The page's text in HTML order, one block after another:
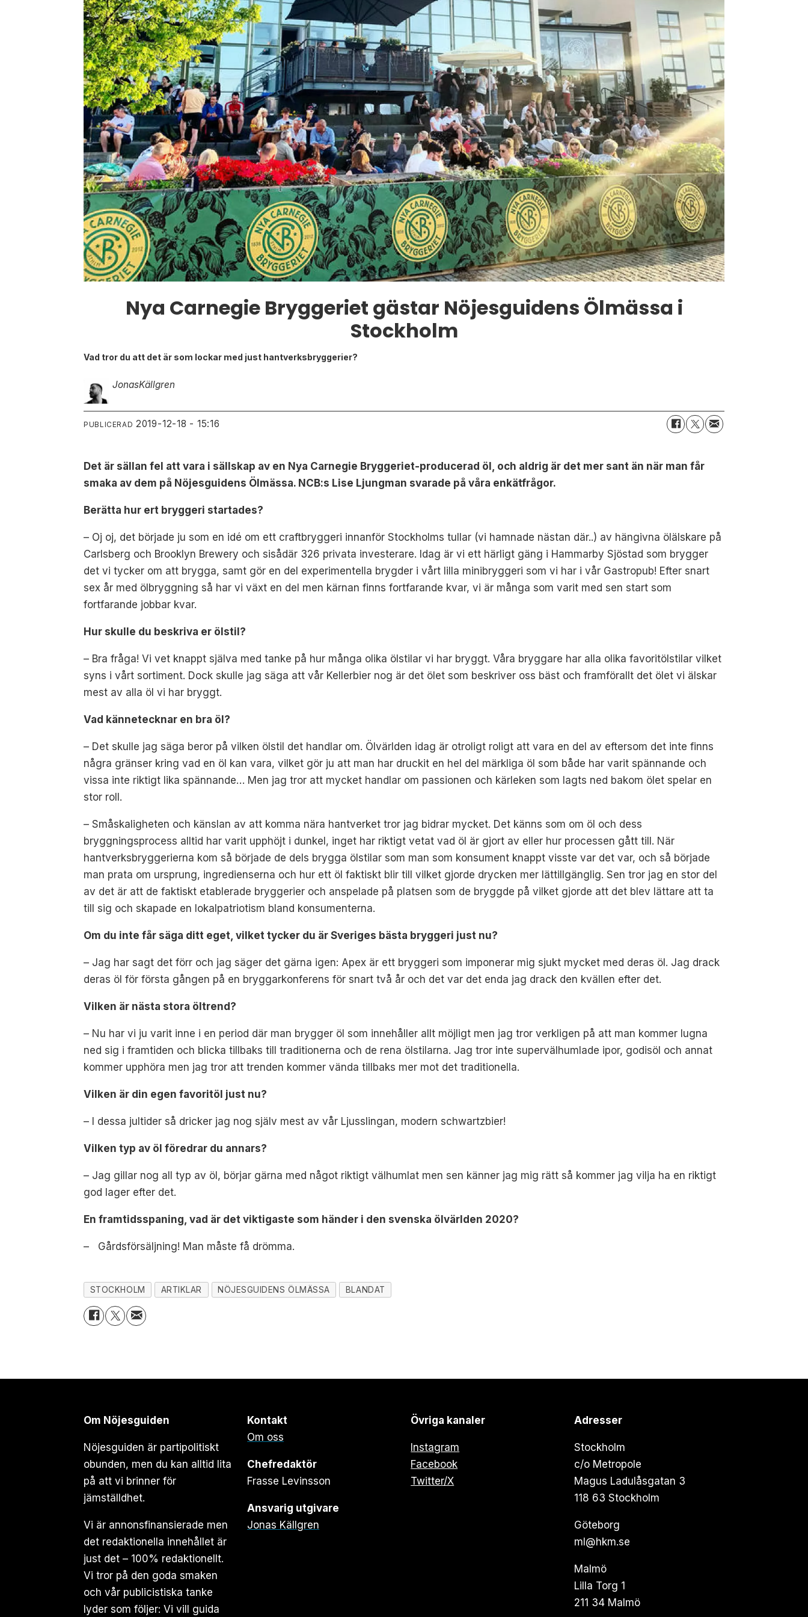
Nya Carnegie Bryggeriet gästar Nöjesguidens Ölmässa i
Stockholm
Vad tror du att det är som lockar med just hantverksbryggerier?
JonasKällgren
PUBLICERAD 2019-12-18 - 15:16
Det är sällan fel att vara i sällskap av en Nya Carnegie Bryggeriet-producerad öl, och aldrig är det mer sant än när man får
smaka av dem på Nöjesguidens Ölmässa. NCB:s Lise Ljungman svarade på våra enkätfrågor.
Berätta hur ert bryggeri startades?
– Oj oj, det började ju som en idé om ett craftbryggeri innanför Stockholms tullar (vi hamnade nästan där..) av hängivna ölälskare på
Carlsberg och Brooklyn Brewery och sisådär 326 privata investerare. Idag är vi ett härligt gäng i Hammarby Sjöstad som brygger
det vi tycker om att brygga, samt gör en del experimentella brygder i vårt lilla minibryggeri som vi har i vår Gastropub! Efter snart
sex år med ölbryggning så har vi växt en del men kärnan finns fortfarande kvar, vi är många som varit med sen start som
fortfarande jobbar kvar.
Hur skulle du beskriva er ölstil?
– Bra fråga! Vi vet knappt själva med tanke på hur många olika ölstilar vi har bryggt. Våra bryggare har alla olika favoritölstilar vilket
syns i vårt sortiment. Dock skulle jag säga att vår Kellerbier nog är det ölet som beskriver oss bäst och framförallt det ölet vi älskar
mest av alla öl vi har bryggt.
Vad kännetecknar en bra öl?
– Det skulle jag säga beror på vilken ölstil det handlar om. Ölvärlden idag är otroligt roligt att vara en del av eftersom det inte finns
några gränser kring vad en öl kan vara, vilket gör ju att man har druckit en hel del märkliga öl som både har varit spännande och
vissa inte riktigt lika spännande… Men jag tror att mycket handlar om passionen och kärleken som lagts ned bakom ölet spelar en
stor roll.
– Småskaligheten och känslan av att komma nära hantverket tror jag bidrar mycket. Det känns som om öl och dess
bryggningsprocess alltid har varit upphöjt i dunkel, inget har riktigt vetat vad öl är gjort av eller hur processen gått till. När
hantverksbryggerierna kom så började de dels brygga ölstilar som man som konsument knappt visste var det var, och så började
man prata om ursprung, ingredienserna och hur ett öl faktiskt blir till vilket gjorde drycken mer lättillgänglig. Sen tror jag en stor del
av det är att de faktiskt etablerade bryggerier och anspelade på platsen som de bryggde på vilket gjorde att det blev lättare att ta
till sig och skapade en lokalpatriotism bland konsumenterna.
Om du inte får säga ditt eget, vilket tycker du är Sveriges bästa bryggeri just nu?
– Jag har sagt det förr och jag säger det gärna igen: Apex är ett bryggeri som imponerar mig sjukt mycket med deras öl. Jag drack
deras öl för första gången på en bryggarkonferens för snart två år och det var det enda jag drack den kvällen efter det.
Vilken är nästa stora öltrend?
– Nu har vi ju varit inne i en period där man brygger öl som innehåller allt möjligt men jag tror verkligen på att man kommer lugna
ned sig i framtiden och blicka tillbaks till traditionerna och de rena ölstilarna. Jag tror inte supervälhumlade ipor, godisöl och annat
kommer upphöra men jag tror att trenden kommer vända tillbaks mer mot det traditionella.
Vilken är din egen favoritöl just nu?
– I dessa jultider så dricker jag nog själv mest av vår Ljusslingan, modern schwartzbier!
Vilken typ av öl föredrar du annars?
– Jag gillar nog all typ av öl, börjar gärna med något riktigt välhumlat men sen känner jag mig rätt så kommer jag vilja ha en riktigt
god lager efter det.
En framtidsspaning, vad är det viktigaste som händer i den svenska ölvärlden 2020?
– Gårdsförsäljning! Man måste få drömma.
STOCKHOLM ARTIKLAR NÖJESGUIDENS ÖLMÄSSA BLANDAT
Om Nöjesguiden
Nöjesguiden är partipolitiskt
obunden, men du kan alltid lita
på att vi brinner för
jämställdhet.
Vi är annonsfinansierade men
det redaktionella innehållet är
just det – 100% redaktionellt.
Vi tror på den goda smaken
och vår publicistiska tanke
lyder som följer: Vi vill guida
Kontakt
Om oss
Chefredaktör
Frasse Levinsson
Ansvarig utgivare
Jonas Källgren
Övriga kanaler
Instagram
Facebook
Twitter/X
Adresser
Stockholm
c/o Metropole
Magus Ladulåsgatan 3
118 63 Stockholm
Göteborg
ml@hkm.se
Malmö
Lilla Torg 1
211 34 Malmö